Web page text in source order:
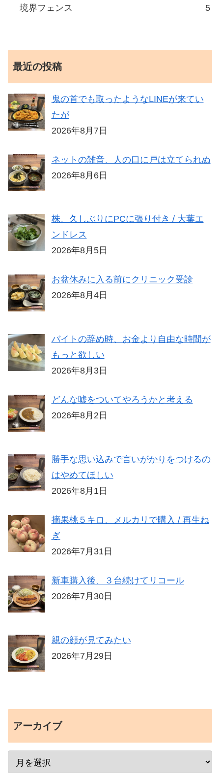
境界フェンス 5
最近の投稿
鬼の首でも取ったようなLINEが来てい
たが
2026年8月7日
ネットの雑音、人の口に戸は立てられぬ
2026年8月6日
株、久しぶりにPCに張り付き / 大葉エ
ンドレス
2026年8月5日
お盆休みに入る前にクリニック受診
2026年8月4日
バイトの辞め時、お金より自由な時間が
もっと欲しい
2026年8月3日
どんな嘘をついてやろうかと考える
2026年8月2日
勝手な思い込みで言いがかりをつけるの
はやめてほしい
2026年8月1日
摘果桃５キロ、メルカリで購入 / 再生ね
ぎ
2026年7月31日
新車購入後、３台続けてリコール
2026年7月30日
親の顔が見てみたい
2026年7月29日
アーカイブ